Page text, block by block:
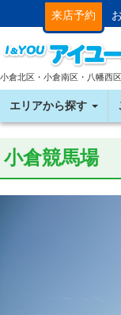
来店予約
小倉北区・小倉南区・八幡西
エリアから探す
小倉競馬場